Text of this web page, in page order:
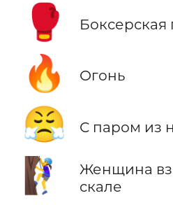
🥊 Боксерская
🔥 Огонь
😤 С паром из
🧗‍♀️
Женщина
скале